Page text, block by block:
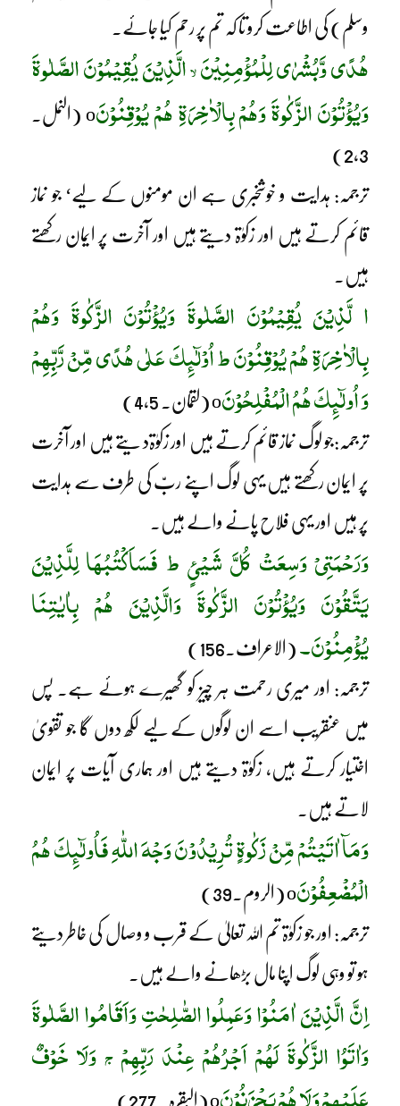
وسلم) کی اطاعت کرو تا کہ تم پر رحم کیا جائے۔
ھُدًی وَّبُشْرٰی لِلْمُؤْمِنِیْنَلاالَّذِیْنَ یُقِیْمُوْنَ الصَّلٰوۃَ
وَیُؤْتُوْنَ الزَّکٰوۃَ وَھُمْ بِالْاٰخِرَۃِ ھُمْ یُوْقِنُوْنَ
o (النمل۔
2,3)
ترجمہ: ہدایت و خوشخبری ہے ان مومنوں کے لیے‘ جو نماز
قائم کرتے ہیں اور زکوٰۃ دیتے ہیں اور آخرت پر ایمان رکھتے
ہیں۔
ا لَّذِیْنَ یُقِیْمُوْنَ الصَّلٰوۃَ وَیُؤْتُوْنَ الزَّکٰوۃَ وَھُمْ
بِالْاٰخِرَۃِ ھُمْ یُوْقِنُوْنَط اُوْلٰٓئِکَ عَلٰی ھُدًی مِّنْ رَّبِّھِمْ
وَ اُولٰٓئِکَ ھُمُ الْمُفْلِحُوْنَo (لقمان۔ 4,5)
ترجمہ:جو لوگ نماز قائم کرتے ہیں اور زکوٰۃد یتے ہیں اور آخرت
پر ایمان رکھتے ہیں یہی لوگ اپنے ربّ کی طرف سے ہدایت
پر ہیں اور یہی فلاح پانے والے ہیں۔
وَرَحْمَتِیْ وَسِعَتْ کُلَّ شَیْئٍ ط فَسَاَکْتُبُھَا لِلَّذِیْنَ
یَتَّقُوْنَ وَیُؤْتُوْنَ الزَّکٰوۃَ وَالَّذِیْنَ ھُمْ بِاٰیٰتِنَا
یُؤْمِنُوْنَ۔ (الاعراف۔156)
ترجمہ: اور میری رحمت ہر چیز کو گھیرے ہوئے ہے۔ پس
میں عنقریب اسے ان لوگوں کے لیے لکھ دوں گا جو تقویٰ
اختیار کرتے ہیں، زکوٰۃ دیتے ہیں اور ہماری آیات پر ایمان
لاتے ہیں۔
وَمَآ اٰتَیْتُمْ مِّنْ زَکٰوۃٍ تُرِیْدُوْنَ وَجْہَ اللّٰہِ فَاُولٰٓئِکَ ھُمُ
الْمُضْعِفُوْنَo (الروم۔39)
ترجمہ: اور جو زکوٰۃ تم اللہ تعالیٰ کے قرب و وصال کی خاطر دیتے
ہو تو وہی لوگ اپنا مال بڑھانے والے ہیں۔
اِنَّ الَّذِیْنَ اٰمَنُوْا وَعَمِلُوا الصّٰلِحٰتِ وَاَقَامُوا الصَّلٰوۃَ
وَاٰتَوُا الزَّکٰوۃَ لَھُمْ اَجْرُھُمْ عِنْدَ رَبِّھِمْجوَلَا خَوْفٌ
o (البقرہ۔ 277)